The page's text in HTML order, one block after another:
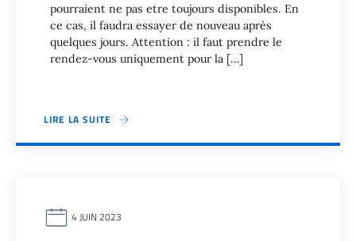
pourraient ne pas etre toujours disponibles. En
ce cas, il faudra essayer de nouveau après
quelques jours. Attention : il faut prendre le
rendez-vous uniquement pour la […]
LIRE LA SUITE
4 JUIN 2023